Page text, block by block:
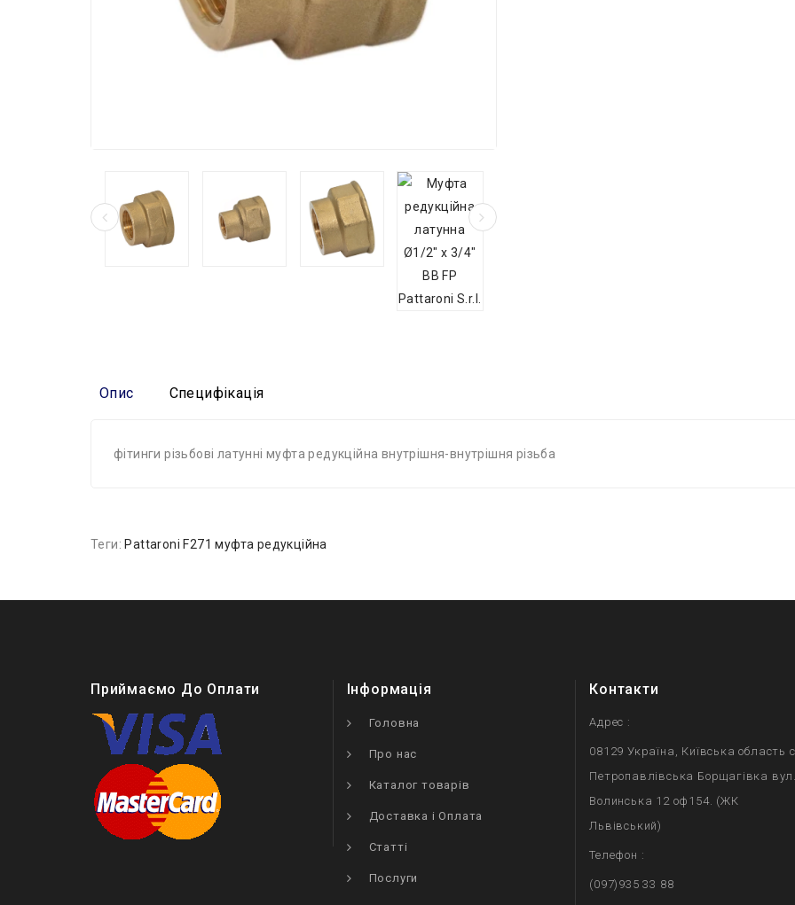
Опис Специфікація
фітинги різьбові латунні муфта редукційна внутрішня-внутрішня різьба
Теги: Pattaroni F271 муфта редукційна
Приймаємо До Оплати Інформація
Головна
Про нас
Каталог товарів
Доставка і Оплата
Статті
Послуги
Контакти
Адрес :
08129 Україна, Київська область
Петропавлівська Борщагівка
Волинська 12 оф154. (ЖК
Львівський)
Телефон :
(097)935 33 88